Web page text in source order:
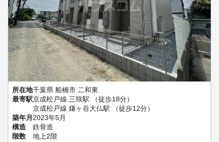
所在地千葉県 船橋市 二和東
最寄駅京成松戸線 三咲駅 （徒歩18分）
京成松戸線 鎌ヶ谷大仏駅 （徒歩12分）
築年月2023年5月
構造
鉄骨造
階数
地上2階